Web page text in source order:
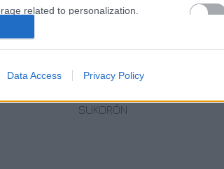
related to personalization.
related to security, including
Data Access Privacy Policy
ÉS NŐI
VONÁSOK
SUKORÓN